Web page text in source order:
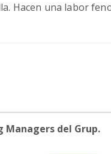
Hacen una labor
del Grup.